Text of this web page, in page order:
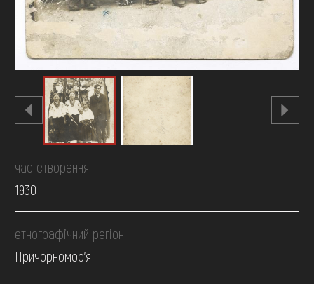
час створення
1930
етнографічний регіон
Причорномор'я